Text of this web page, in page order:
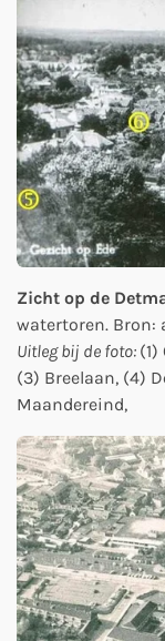
Zicht op de
watertoren. Bron:
Uitleg bij de foto:
(3) Breelaan, (4)
Maandereind,